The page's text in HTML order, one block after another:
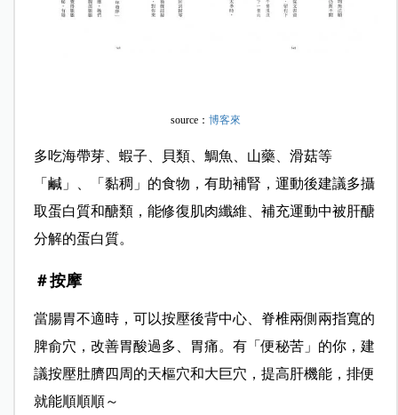
source： 博客來
多吃海帶芽、蝦子、貝類、鯛魚、山藥、滑菇等
「鹹」、「黏稠」的食物，有助補腎，運動後建議多攝
取蛋白質和醣類，能修復肌肉纖維、補充運動中被肝醣
分解的蛋白質。
＃按摩
當腸胃不適時，可以按壓後背中心、脊椎兩側兩指寬的
脾俞穴，改善胃酸過多、胃痛。有「便秘苦」的你，建
議按壓肚臍四周的天樞穴和大巨穴，提高肝機能，排便
就能順順順～